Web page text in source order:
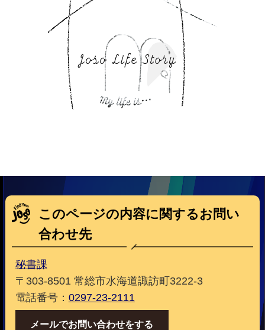
このページの内容に関するお問い
合わせ先
秘書課
〒303-8501 常総市水海道諏訪町3222-3
電話番号： 0297-23-2111
メールでお問い合わせをする